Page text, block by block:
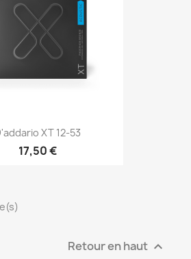
XT 12-53
17,50 €
Retour en haut 